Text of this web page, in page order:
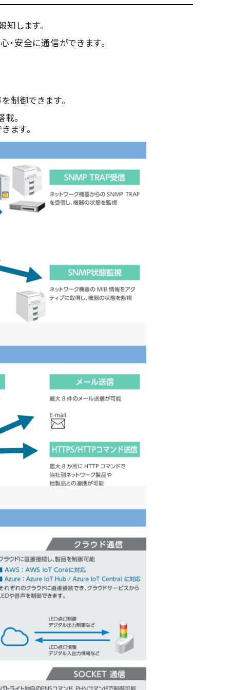
します。
安全に通信ができます。
制御できます。
。
ます。